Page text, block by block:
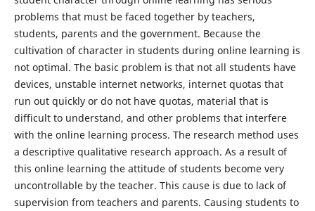
problems that must be faced together by teachers,
students, parents and the government. Because the
cultivation of character in students during online learning is
not optimal. The basic problem is that not all students have
devices, unstable internet networks, internet quotas that
run out quickly or do not have quotas, material that is
difficult to understand, and other problems that interfere
with the online learning process. The research method uses
a descriptive qualitative research approach. As a result of
this online learning the attitude of students become very
uncontrollable by the teacher. This cause is due to lack of
supervision from teachers and parents. Causing students to